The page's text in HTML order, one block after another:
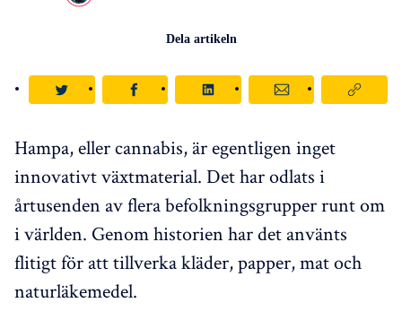
Dela artikeln
Hampa, eller cannabis, är egentligen inget
innovativt växtmaterial. Det har odlats i
årtusenden av flera befolkningsgrupper runt om
i världen. Genom historien har det använts
flitigt för att tillverka kläder, papper, mat och
naturläkemedel.